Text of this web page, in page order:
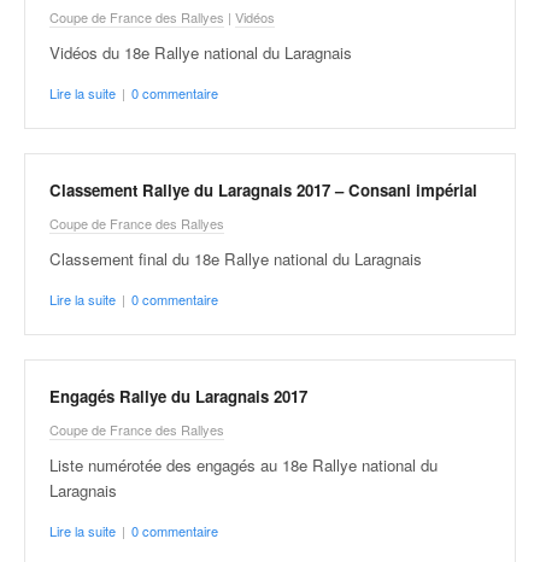
Coupe de France des Rallyes | Vidéos
Vidéos du 18e Rallye national du Laragnais
Lire la suite | 0 commentaire
Classement Rallye du Laragnais 2017 – Consani impérial
Coupe de France des Rallyes
Classement final du 18e Rallye national du Laragnais
Lire la suite | 0 commentaire
Engagés Rallye du Laragnais 2017
Coupe de France des Rallyes
Liste numérotée des engagés au 18e Rallye national du
Laragnais
Lire la suite | 0 commentaire